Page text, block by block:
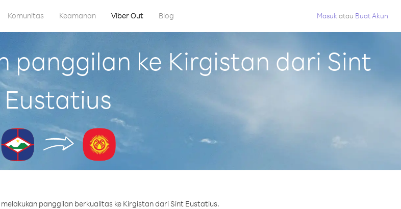
Komunitas Keamanan Viber Out Blog Masuk atau Buat Akun
panggilan ke Kirgistan dari Sint
Eustatius
panggilan berkualitas ke Kirgistan dari Sint Eustatius.